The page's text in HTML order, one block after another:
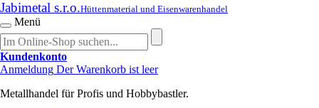
Jabimetal s.r.o.Hüttenmaterial und Eisenwarenhandel
Menü
Kundenkonto
Anmeldung Der Warenkorb ist leer
Metallhandel für Profis und Hobbybastler.